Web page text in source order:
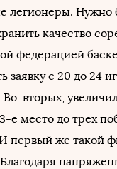
легионеры. Нужно
качество
федерацией
заявку с 20 до 24
Во-вторых,
е место до трех
первый же такой